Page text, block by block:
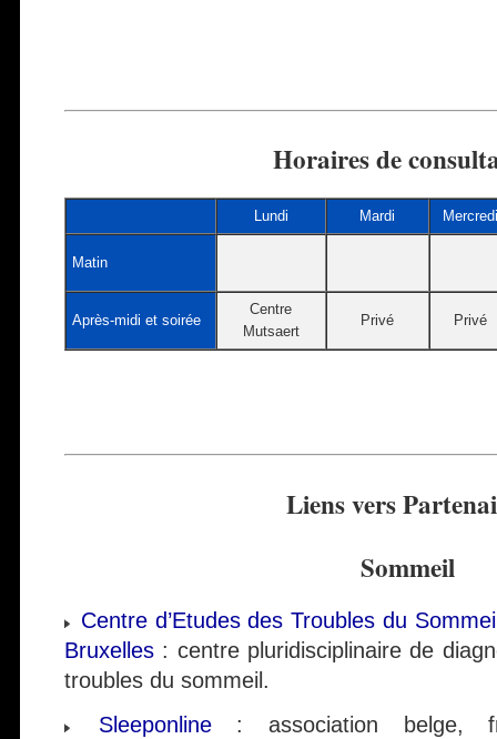
Horaires de
Lundi Mardi
Matin
Après-midi et soirée
Centre
Mutsaert
Privé Privé
Liens vers
Sommeil
Centre d’Etudes des Troubles du
Bruxelles : centre pluridisciplinaire de
troubles du sommeil.
Sleeponline: association belge,